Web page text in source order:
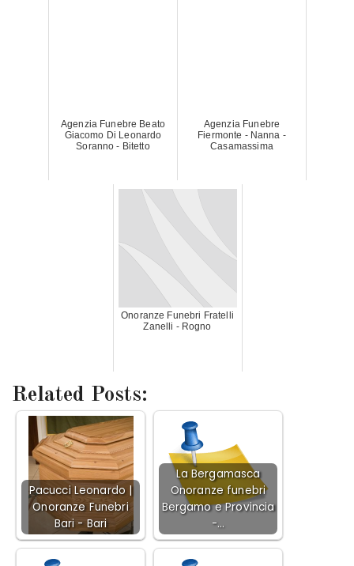
Agenzia Funebre Beato
Giacomo Di Leonardo
Soranno - Bitetto
Agenzia Funebre
Fiermonte - Nanna -
Casamassima
Onoranze Funebri Fratelli
Zanelli - Rogno
Related Posts:
Pacucci Leonardo |
Onoranze Funebri
Bari - Bari
La Bergamasca
Onoranze funebri
Bergamo e Provincia
-…